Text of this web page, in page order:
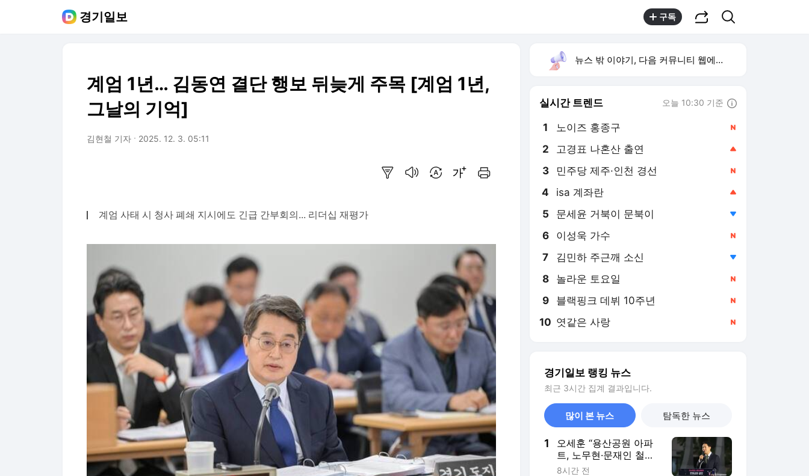
경기일보 구독
계엄 1년… 김동연 결단 행보 뒤늦게 주목 [계엄 1년,
그날의 기억]
김현철 기자 2025. 12. 3. 05:11
계엄 사태 시 청사 폐쇄 지시에도 긴급 간부회의... 리더십 재평가
뉴스 밖 이야기, 다음 커뮤니티 웹에서 보기
실시간 트렌드 오늘 10:30 기준
1 노이즈 홍종구
2 고경표 나혼산 출연
3 민주당 제주·인천 경선
4 isa 계좌란
5 문세윤 거북이 문북이
6 이성욱 가수
7 김민하 주근깨 소신
8 놀라운 토요일
9 블랙핑크 데뷔 10주년
10 엿같은 사랑
경기일보 랭킹 뉴스
최근 3시간 집계 결과입니다.
많이 본 뉴스 탐독한 뉴스
1
오세훈 “용산공원 아파
트, 노무현·문재인 철학
스스로 뒤집는 것”
8시간 전